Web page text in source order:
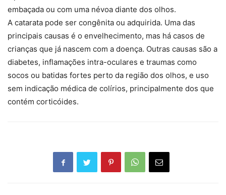
embaçada ou com uma névoa diante dos olhos.
A catarata pode ser congênita ou adquirida. Uma das
principais causas é o envelhecimento, mas há casos de
crianças que já nascem com a doença. Outras causas são a
diabetes, inflamações intra-oculares e traumas como
socos ou batidas fortes perto da região dos olhos, e uso
sem indicação médica de colírios, principalmente dos que
contém corticóides.